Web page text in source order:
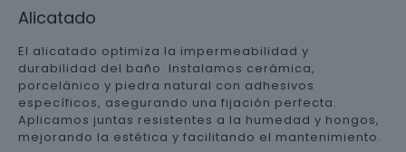
Alicatado
El alicatado optimiza la impermeabilidad y
durabilidad del baño. Instalamos cerámica,
porcelánico y piedra natural con adhesivos
específicos, asegurando una fijación perfecta.
Aplicamos juntas resistentes a la humedad y hongos,
mejorando la estética y facilitando el mantenimiento.